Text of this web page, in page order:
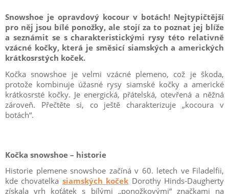
Snowshoe je opravdový kocour v botách! Nejtypičtější
pro něj jsou bílé ponožky, ale stojí za to poznat jej blíže
a seznámit se s charakteristickými rysy této relativně
vzácné kočky, která je směsicí siamských a amerických
krátkosrstých koček.
Kočka snowshoe je velmi vzácné plemeno, což je škoda,
protože kombinuje úžasné rysy siamské kočky a americké
krátkosrsté kočky. Je energická, přátelská, otevřená a něžná
zároveň. Přečtěte si, co ještě charakterizuje „kocoura v
botách“.
Kočka snowshoe – historie
Historie plemene snowshoe začíná v 60. letech ve Filadelfii,
kde chovatelka siamských koček Dorothy Hinds-Daugherty
získala vrh koťátek s bílými „ponožkovými“ značkami na